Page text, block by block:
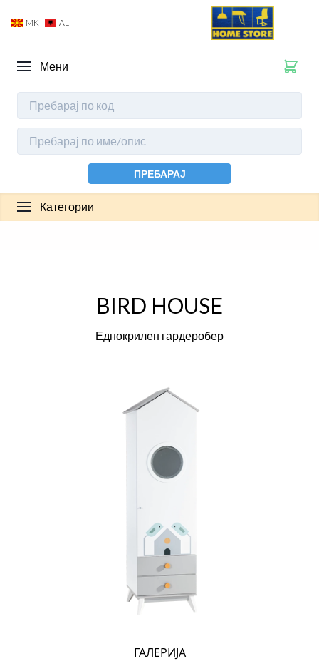
MK AL
Мени
ПРЕБАРАЈ
Категории
BIRD HOUSE
Еднокрилен гардеробер
ГАЛЕРИЈА